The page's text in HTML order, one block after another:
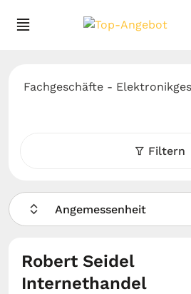
Fachgeschäfte -
Filtern
Angemessenheit
Robert Seidel
Internethandel